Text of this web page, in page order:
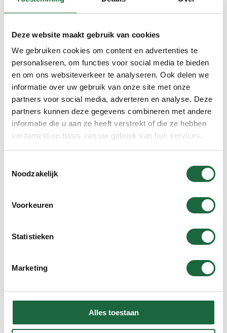
Deze website maakt gebruik van cookies
We gebruiken cookies om content en advertenties te
personaliseren, om functies voor social media te bieden
en om ons websiteverkeer te analyseren. Ook delen we
informatie over uw gebruik van onze site met onze
partners voor social media, adverteren en analyse. Deze
partners kunnen deze gegevens combineren met andere
informatie die u aan ze heeft verstrekt of die ze hebben
verzameld op basis van uw gebruik van hun services.
Noodzakelijk
Voorkeuren
Statistieken
Marketing
Alles toestaan
Meestgekocht
Kurkuma & Curcumine C3
combinatie (brievenbus
verpakking)
In winkelmand